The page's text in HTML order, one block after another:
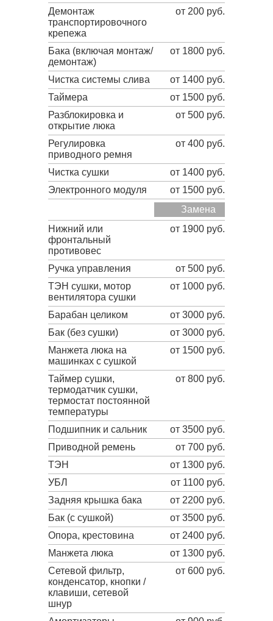
Демонтаж
транспортировочного
крепежа
от 200 руб.
Бака (включая монтаж/
демонтаж)
от 1800 руб.
Чистка системы слива
от 1400 руб.
Таймера
от 1500 руб.
Разблокировка и
открытие люка
от 500 руб.
Регулировка
приводного ремня
от 400 руб.
Чистка сушки
от 1400 руб.
Электронного модуля
от 1500 руб.
Замена
Нижний или
фронтальный
противовес
от 1900 руб.
Ручка управления
от 500 руб.
ТЭН сушки, мотор
вентилятора сушки
от 1000 руб.
Барабан целиком
от 3000 руб.
Бак (без сушки)
от 3000 руб.
Манжета люка на
машинках с сушкой
от 1500 руб.
Таймер сушки,
термодатчик сушки,
термостат постоянной
температуры
от 800 руб.
Подшипник и сальник
от 3500 руб.
Приводной ремень
от 700 руб.
ТЭН
от 1300 руб.
УБЛ
от 1100 руб.
Задняя крышка бака
от 2200 руб.
Бак (с сушкой)
от 3500 руб.
Опора, крестовина
от 2400 руб.
Манжета люка
от 1300 руб.
Сетевой фильтр,
конденсатор, кнопки /
клавиши, сетевой
шнур
от 600 руб.